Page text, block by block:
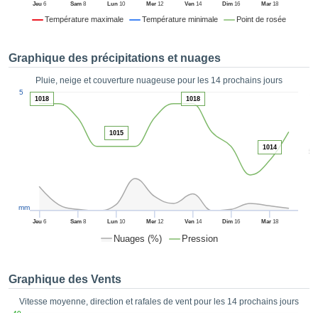
des
de
sur
ACCEPTER
Température maximale Température minimale Point de rosée
Jeu 6 Sam8 Lun 10 Mer12 Ven14 Dim 16 Mar18
Graphique des précipitations et nuages
Pluie, neige et couverture nuageuse pour les 14 prochains jours
Nuages (%) Pression
50
Jeu 6 Sam8 Lun 10 Mer12 Ven14 Dim 16 Mar18
5
mm
1018
1015
1018
1014
Graphique des Vents
Vitesse moyenne, direction et rafales de vent pour les 14 prochains jours